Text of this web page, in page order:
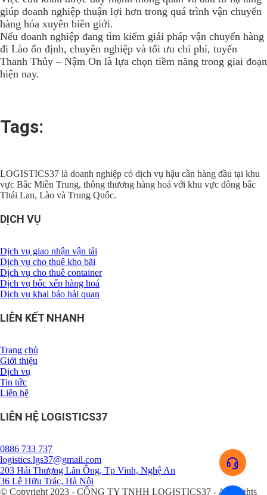
giúp doanh nghiệp thuận lợi hơn trong quá trình vận chuyển
hàng hóa xuyên biên giới.
Nếu doanh nghiệp đang tìm kiếm giải pháp vận chuyển hàng
đi Lào ổn định, chuyên nghiệp và tối ưu chi phí, tuyến
Thanh Thủy – Nậm On là lựa chọn tiềm năng trong giai đoạn
hiện nay.
Tags:
LOGISTICS37 là doanh nghiệp có dịch vụ hậu cần hàng đầu tại khu
vực Bắc Miền Trung, thông thương hàng hoá với khu vực đông bắc
Thái Lan, Lào và Trung Quốc.
DỊCH VỤ
Dịch vụ giao nhận vận tải
Dịch vụ cho thuê kho bãi
Dịch vụ cho thuê container
Dịch vụ bốc xếp hàng hoá
Dịch vụ khai báo hải quan
LIÊN KẾT NHANH
Trang chủ
Giới thiệu
Dịch vụ
Tin tức
Liên hệ
LIÊN HỆ LOGISTICS37
0886 733 737
logistics.lgs37@gmail.com
203 Hải Thượng Lãn Ông, Tp Vinh, Nghệ An
36 Lê Hữu Trác, Hà Nội
© Copyright 2023 - CÔNG TY TNHH LOGISTICS37 - All Rights